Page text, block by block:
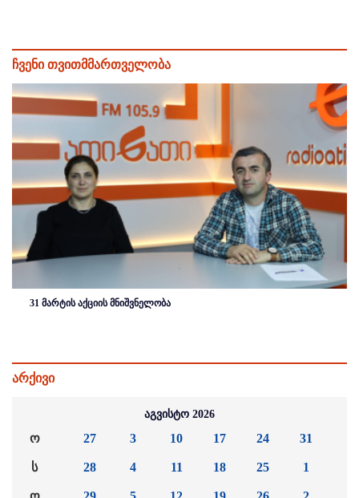
ჩვენი თვითმმართველობა
31 მარტის აქციის მნიშვნელობა
არქივი
აგვისტო 2026
ო
ს
27
28
3
4
10
11
17
18
24
25
31
1